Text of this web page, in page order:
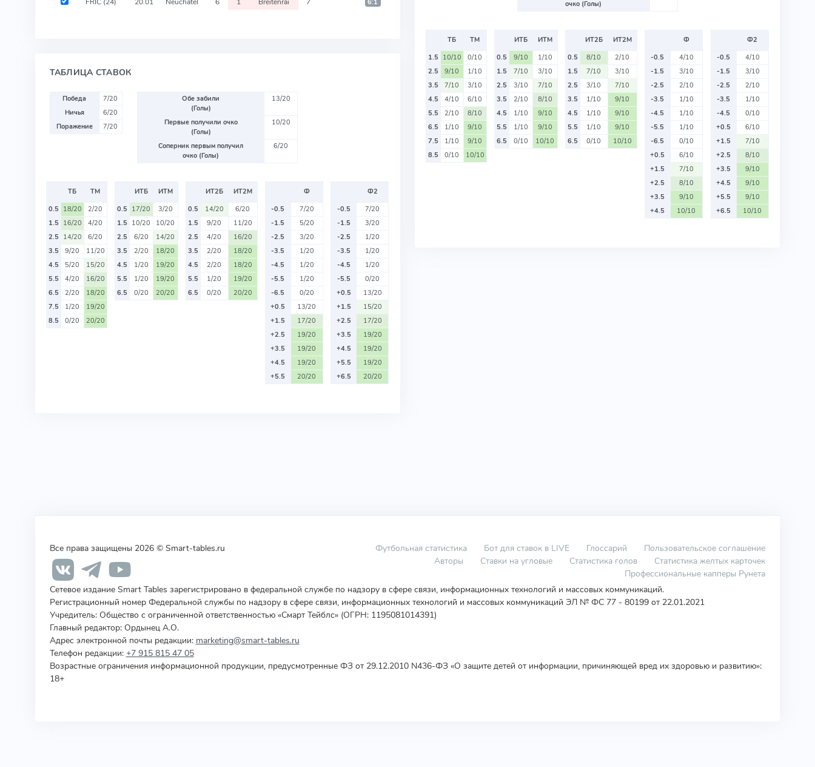
6:1
ТАБЛИЦА СТАВОК
Победа
7/20
Ничья
6/20
Поражение
7/20
Обе забили
(Голы)
13/20
Первые получили очко
(Голы)
10/20
Соперник первым получил
очко (Голы)
6/20
ТБ
ТМ
0.5 18/20
2/20
1.5 16/20
4/20
2.5 14/20
6/20
3.5
9/20
11/20
4.5
5/20
15/20
5.5
4/20
16/20
6.5
2/20
18/20
7.5
1/20
19/20
8.5
0/20 20/20
ИТБ
ИТМ
0.5 17/20
3/20
1.5 10/20
10/20
2.5
6/20
14/20
3.5
2/20
18/20
4.5
1/20
19/20
5.5
1/20
19/20
6.5
0/20 20/20
ИТ2Б
ИТ2М
0.5
14/20
6/20
1.5
9/20
11/20
2.5
4/20
16/20
3.5
2/20
18/20
4.5
2/20
18/20
5.5
1/20
19/20
6.5
0/20 20/20
Ф
-0.5
7/20
-1.5
5/20
-2.5
3/20
-3.5
1/20
-4.5
1/20
-5.5
1/20
-6.5
0/20
+0.5
13/20
+1.5
17/20
+2.5
19/20
+3.5
19/20
+4.5
19/20
+5.5
20/20
Ф2
-0.5
7/20
-1.5
3/20
-2.5
1/20
-3.5
1/20
-4.5
1/20
-5.5
0/20
+0.5
13/20
+1.5
15/20
+2.5
17/20
+3.5
19/20
+4.5
19/20
+5.5
19/20
+6.5
20/20
очко (Голы)
ТБ
ТМ
1.5 10/10
0/10
2.5
9/10
1/10
3.5
7/10
3/10
4.5
4/10
6/10
5.5
2/10
8/10
6.5
1/10
9/10
7.5
1/10
9/10
8.5
0/10 10/10
ИТБ
ИТМ
0.5
9/10
1/10
1.5
7/10
3/10
2.5
3/10
7/10
3.5
2/10
8/10
4.5
1/10
9/10
5.5
1/10
9/10
6.5
0/10 10/10
ИТ2Б
ИТ2М
0.5
8/10
2/10
1.5
7/10
3/10
2.5
3/10
7/10
3.5
1/10
9/10
4.5
1/10
9/10
5.5
1/10
9/10
6.5
0/10 10/10
Ф
-0.5
4/10
-1.5
3/10
-2.5
2/10
-3.5
1/10
-4.5
1/10
-5.5
1/10
-6.5
0/10
+0.5
6/10
+1.5
7/10
+2.5
8/10
+3.5
9/10
+4.5
10/10
Ф2
-0.5
4/10
-1.5
3/10
-2.5
2/10
-3.5
1/10
-4.5
0/10
+0.5
6/10
+1.5
7/10
+2.5
8/10
+3.5
9/10
+4.5
9/10
+5.5
9/10
+6.5
10/10
Все права защищены 2026 © Smart-tables.ru Футбольная статистика Бот для ставок в LIVE Глоссарий
Пользовательское соглашение
Авторы
Ставки на угловые Статистика голов
Статистика желтых карточек
Профессиональные капперы Рунета
Сетевое издание Smart Tables зарегистрировано в федеральной службе по надзору в сфере связи, информационных технологий и массовых коммуникаций.
Регистрационный номер Федеральной службы по надзору в сфере связи, информационных технологий и массовых коммуникаций ЭЛ № ФС 77 - 80199 от 22.01.2021
Учредитель: Общество с ограниченной ответственностью «Смарт Тейблс» (ОГРН: 1195081014391)
Главный редактор: Ордынец А.О.
Адрес электронной почты редакции: marketing@smart-tables.ru
Телефон редакции: +7 915 815 47 05
Возрастные ограничения информационной продукции, предусмотренные ФЗ от 29.12.2010 N436-ФЗ «О защите детей от информации, причиняющей вред их здоровью и развитию»:
18+